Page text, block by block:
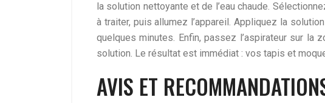
la solution nettoyante et de l’eau chaude.
à traiter, puis allumez l’appareil. Appliquez la
quelques minutes. Enfin, passez l’aspirateur sur la
solution. Le résultat est immédiat : vos tapis et
AVIS ET